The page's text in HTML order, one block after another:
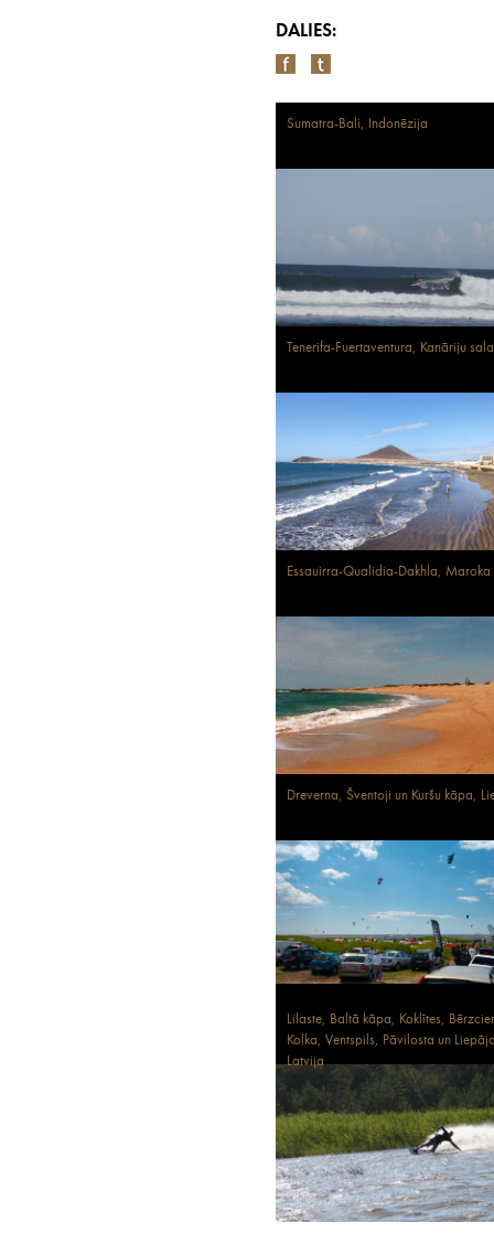
DALIES:
Sumatra-Bali, Indonēzija
Tenerifa-Fuertaventura, Kanāriju
Essauirra-Qualidia-Dakhla, Maroka
Dreverna, Šventoji un Kuršu kāpa,
Lilaste, Baltā kāpa, Koklītes,
Kolka, Ventspils, Pāvilosta un
Latvija